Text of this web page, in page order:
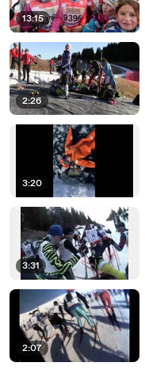
13:15
2:26
3:20
3:31
2:07